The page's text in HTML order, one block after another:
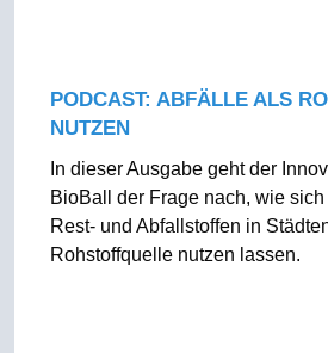
PODCAST: ABFÄLLE ALS
NUTZEN
In dieser Ausgabe geht der
BioBall der Frage nach, wie
Rest- und Abfallstoffen in
Rohstoffquelle nutzen lassen.